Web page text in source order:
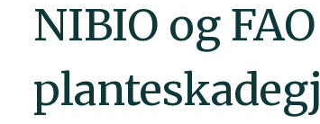
NIBIO og